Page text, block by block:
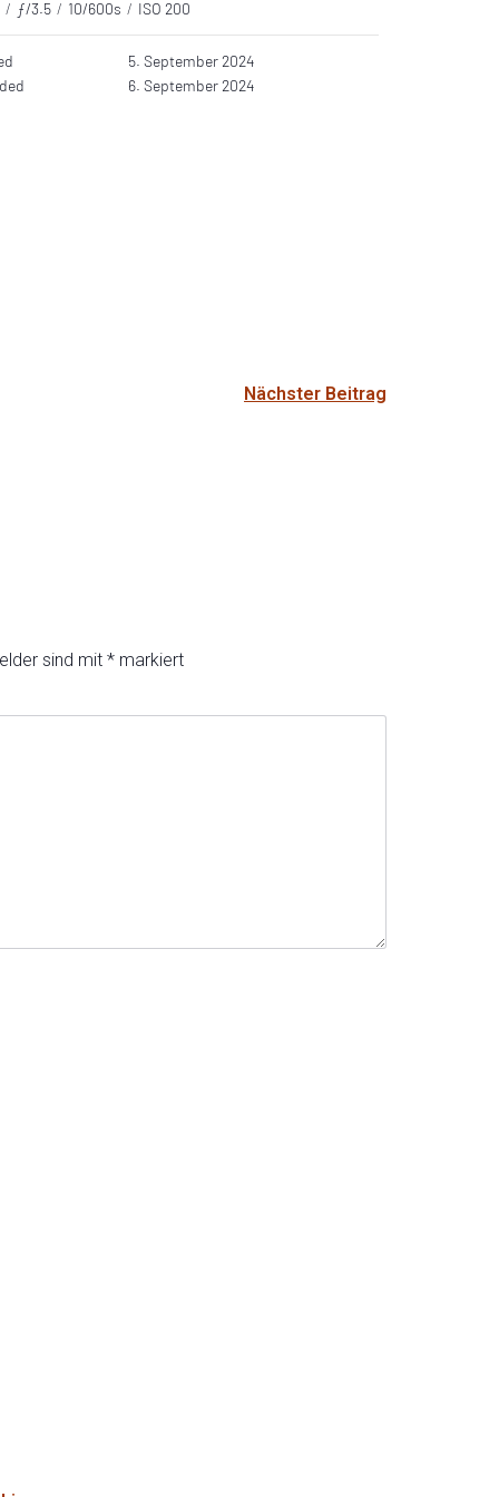
/ ƒ/3.5 / 10/600s / ISO 200
5. September 2024
6. September 2024
Nächster Beitrag
sind mit *markiert